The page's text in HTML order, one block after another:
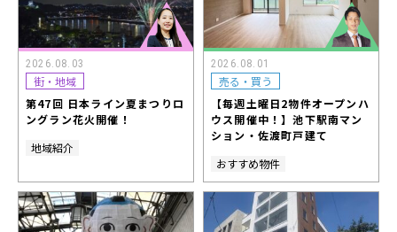
2026.08.03
街・地域
第47回 日本ライン夏まつりロ
ングラン花火開催！
地域紹介
2026.08.01
売る・買う
【毎週土曜日2物件オープンハ
ウス開催中！】池下駅南マン
ション・佐渡町戸建て
おすすめ物件